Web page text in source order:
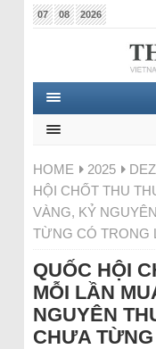
07 08 2026
HOME 2025
HỘI CHỐT THU
VÀNG, KỶ
TỪNG CÓ TRONG
QUỐC HỘI
MỖI LẦN
NGUYÊN
CHƯA